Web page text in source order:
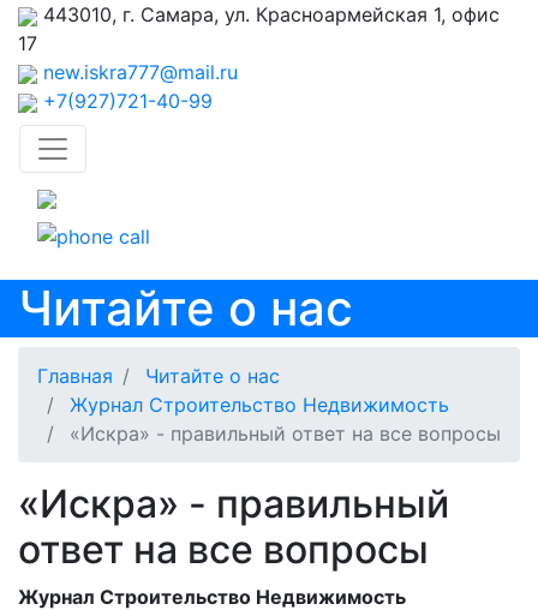
443010, г. Самара, ул. Красноармейская 1, офис
17
new.iskra777@mail.ru
+7(927)721-40-99
Читайте о нас
Главная
Читайте о нас
Журнал Строительство Недвижимость
«Искра» - правильный ответ на все вопросы
«Искра» - правильный
ответ на все вопросы
Журнал Строительство Недвижимость